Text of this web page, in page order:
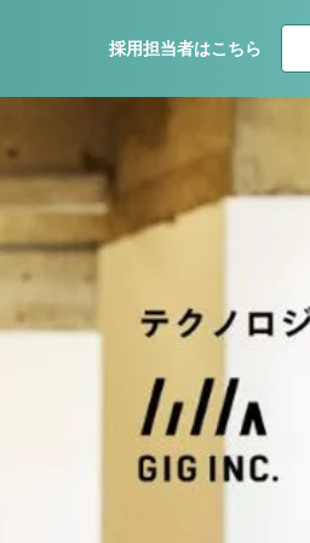
採用担当者はこちら